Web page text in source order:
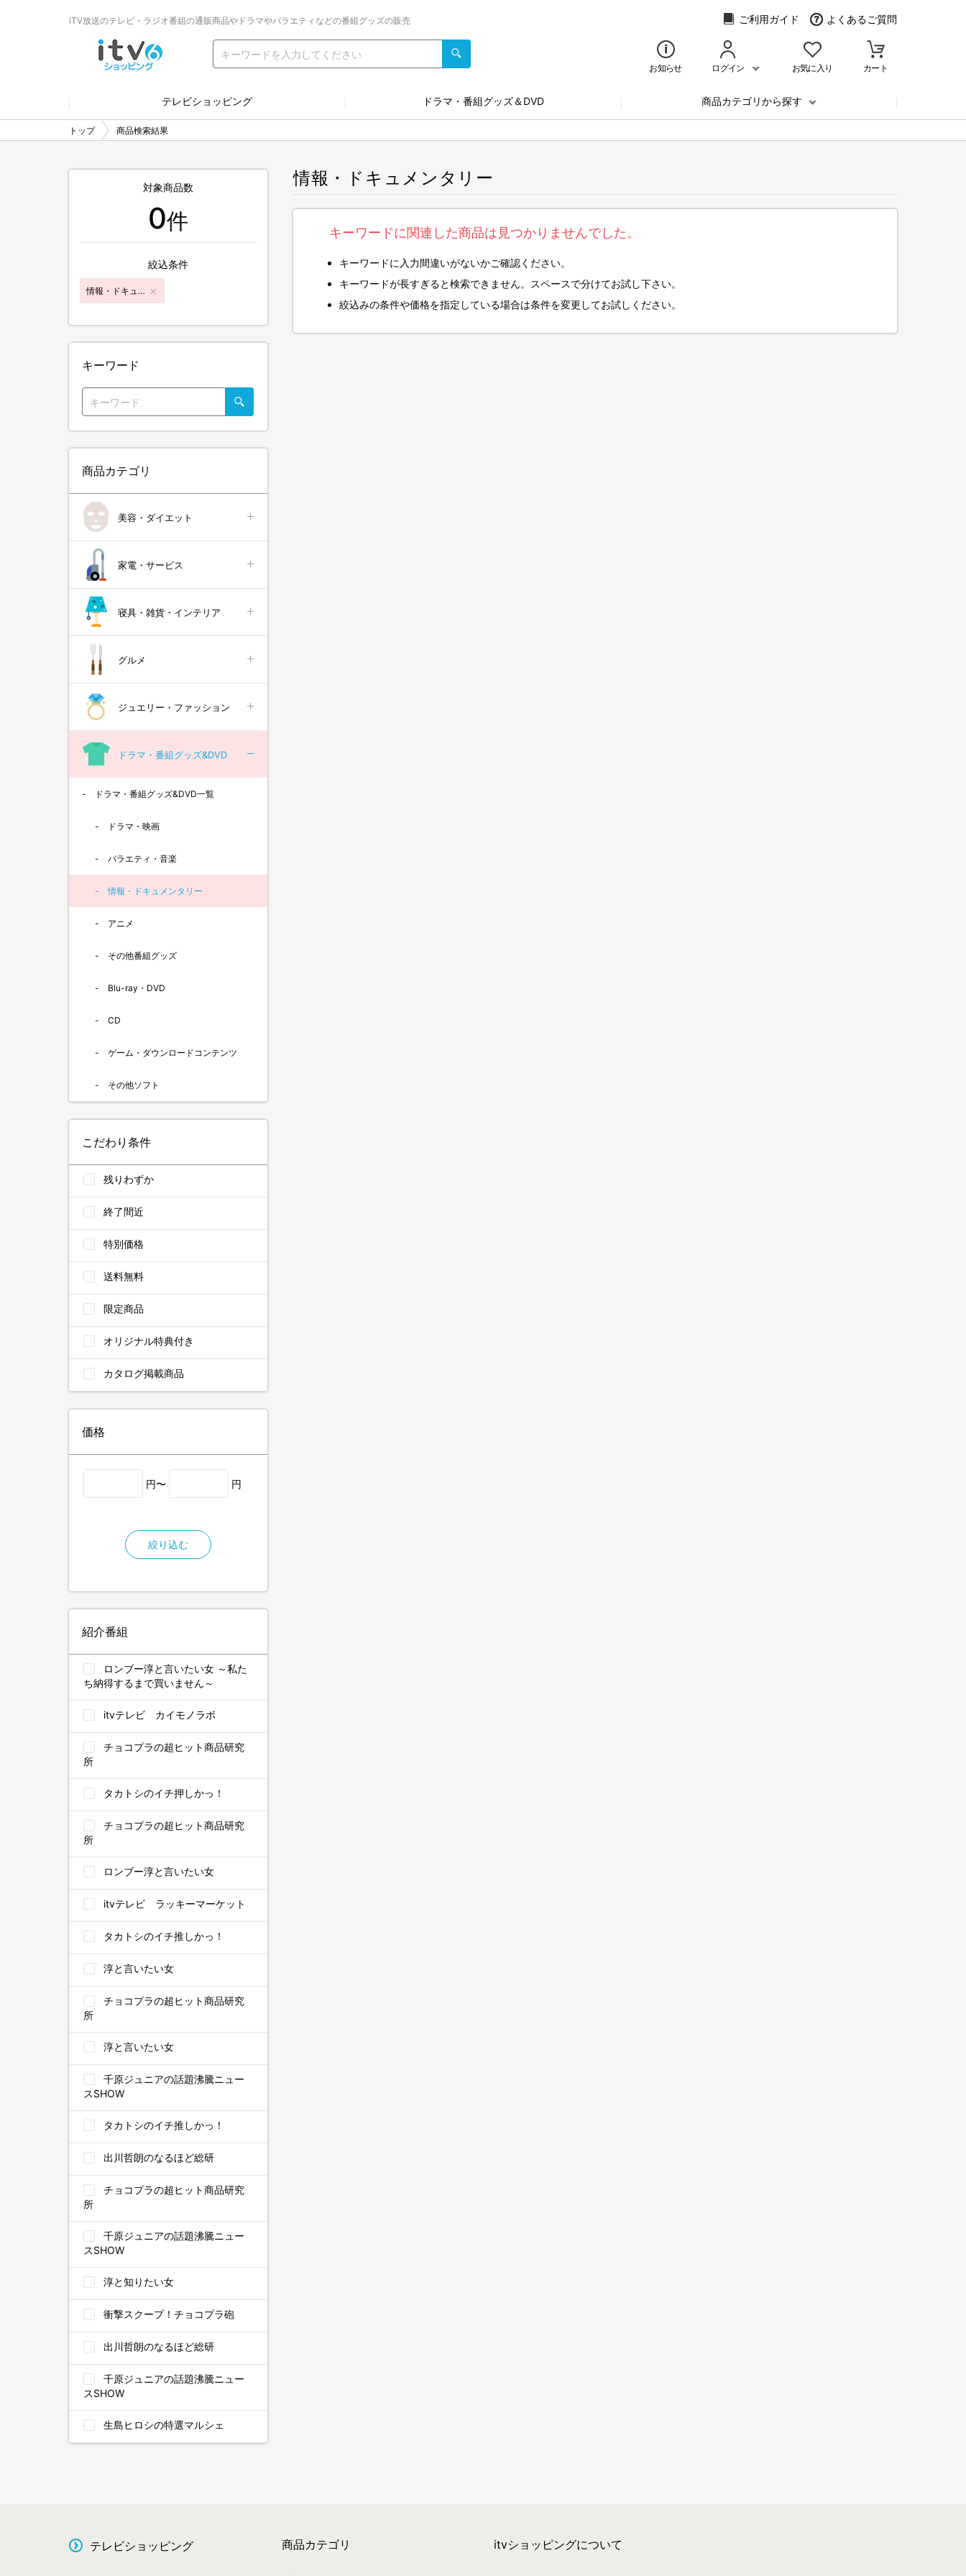
iTV放送のテレビ・ラジオ番組の通販商品やドラマやバラエティなどの番組グッズの販売 ご利用ガイド よくあるご質問
お知らせ ログイン お気に入り カート
テレビショッピング ドラマ・番組グッズ＆DVD 商品カテゴリから探す
トップ 商品検索結果
情報・ドキュメンタリー
キーワードに関連した商品は見つかりませんでした。
キーワードに入力間違いがないかご確認ください。
キーワードが長すぎると検索できません。スペースで分けてお試し下さい。
絞込みの条件や価格を指定している場合は条件を変更してお試しください。
対象商品数
0件
絞込条件
情報・ドキュメンタリー
キーワード
商品カテゴリ
美容・ダイエット
家電・サービス
寝具・雑貨・インテリア
グルメ
ジュエリー・ファッション
ドラマ・番組グッズ&DVD
ドラマ・番組グッズ&DVD一覧
ドラマ・映画
バラエティ・音楽
情報・ドキュメンタリー
アニメ
その他番組グッズ
Blu-ray・DVD
CD
ゲーム・ダウンロードコンテンツ
その他ソフト
こだわり条件
残りわずか
終了間近
特別価格
送料無料
限定商品
オリジナル特典付き
カタログ掲載商品
価格
円〜 円
絞り込む
紹介番組
ロンブー淳と言いたい女 ～私た
ち納得するまで買いません～
itvテレビ カイモノラボ
チョコプラの超ヒット商品研究
所
タカトシのイチ押しかっ！
チョコプラの超ヒット商品研究
所
ロンブー淳と言いたい女
itvテレビ ラッキーマーケット
タカトシのイチ推しかっ！
淳と言いたい女
チョコプラの超ヒット商品研究
所
淳と言いたい女
千原ジュニアの話題沸騰ニュー
スSHOW
タカトシのイチ推しかっ！
出川哲朗のなるほど総研
チョコプラの超ヒット商品研究
所
千原ジュニアの話題沸騰ニュー
スSHOW
淳と知りたい女
衝撃スクープ！チョコプラ砲
出川哲朗のなるほど総研
千原ジュニアの話題沸騰ニュー
スSHOW
生島ヒロシの特選マルシェ
テレビショッピング 商品カテゴリ itvショッピングについて